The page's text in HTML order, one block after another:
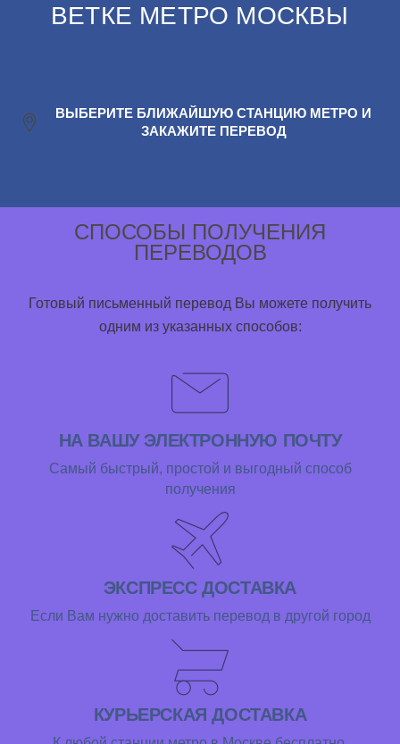
ВЕТКЕ МЕТРО МОСКВЫ
ВЫБЕРИТЕ БЛИЖАЙШУЮ СТАНЦИЮ МЕТРО И
ЗАКАЖИТЕ ПЕРЕВОД
СПОСОБЫ ПОЛУЧЕНИЯ
ПЕРЕВОДОВ
Готовый письменный перевод Вы можете получить
одним из указанных способов:
НА ВАШУ ЭЛЕКТРОННУЮ ПОЧТУ
Самый быстрый, простой и выгодный способ
получения
ЭКСПРЕСС ДОСТАВКА
Если Вам нужно доставить перевод в другой город
КУРЬЕРСКАЯ ДОСТАВКА